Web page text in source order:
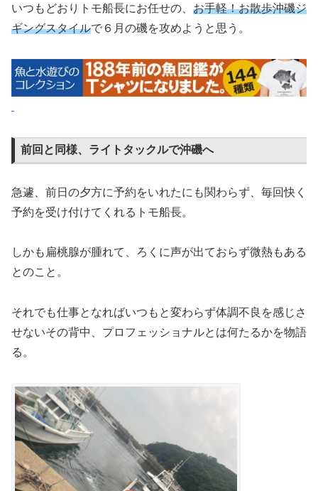
いつもどおりトモ船長にお任せの、 お手軽！お散歩沖磯ジ
ギングスタイルで６月の磯を攻めようと思う。
前回と同様、ライトタックルで沖磯へ
急遽、前日の夕方に予約をいれたにも関わらず、毎回快く
予約を受け付けてくれるトモ船長。
しかも扁桃腺が腫れて、ろくに声が出ておらず微熱もある
とのこと。
それでも仕事となればいつもと変わらず体調不良を感じさ
せないその背中、プロフェッショナルとは何たるかを物語
る。